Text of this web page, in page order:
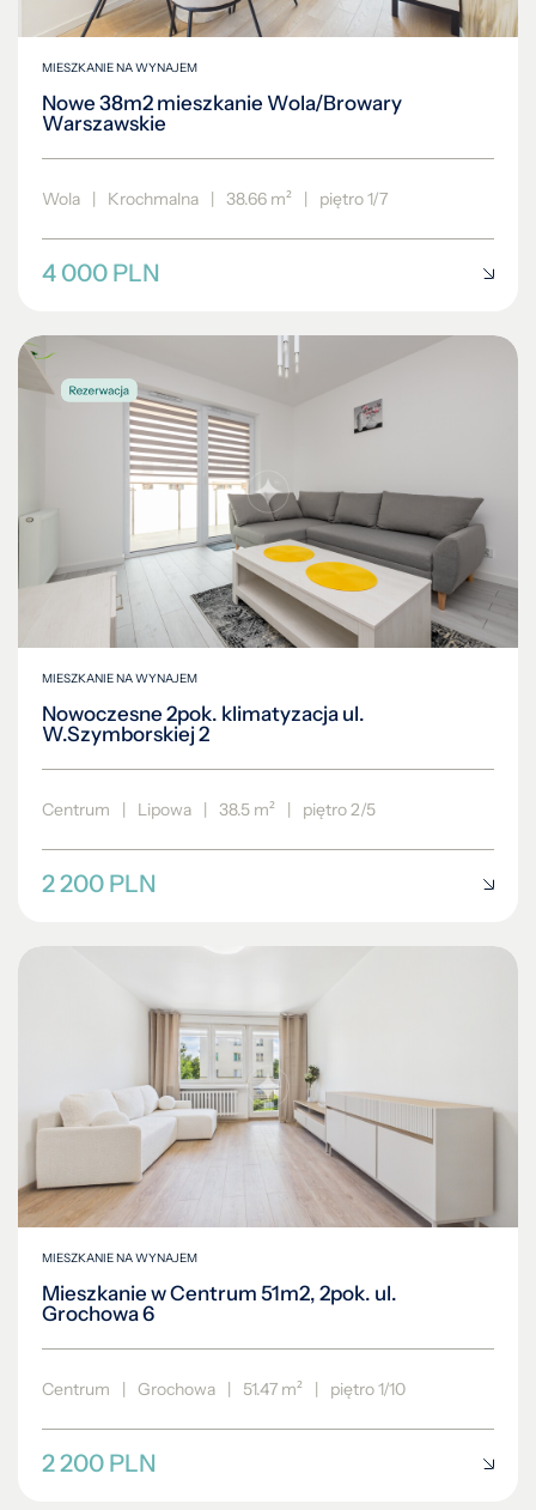
MIESZKANIE NA WYNAJEM
Nowe 38m2 mieszkanie Wola/Browary
Warszawskie
Wola | Krochmalna | 38.66 m² | piętro 1/7
4 000 PLN
MIESZKANIE NA WYNAJEM
Nowoczesne 2pok. klimatyzacja ul.
W.Szymborskiej 2
Centrum | Lipowa | 38.5 m² | piętro 2/5
2 200 PLN
MIESZKANIE NA WYNAJEM
Mieszkanie w Centrum 51m2, 2pok. ul.
Grochowa 6
Centrum Grochowa 51.47 m² piętro 1/10
2 200 PLN